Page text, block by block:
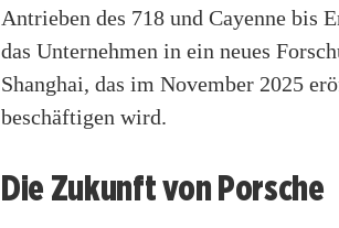
Antrieben des 718 und Cayenne bis
das Unternehmen in ein neues
Shanghai, das im November 2025
beschäftigen wird.
Die Zukunft von Porsche